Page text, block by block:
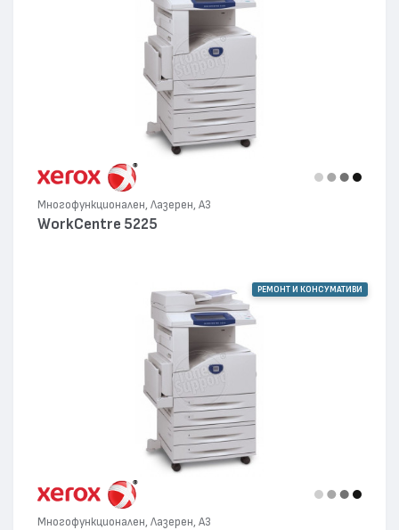
Многофункционален, Лазерен, А3
WorkCentre 5225
РЕМОНТ И КОНСУМАТИВИ
Многофункционален, Лазерен, А3